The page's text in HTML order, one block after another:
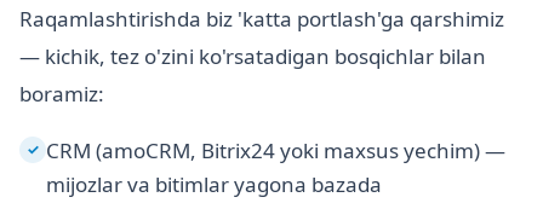
Raqamlashtirishda biz 'katta portlash'ga qarshimiz
— kichik, tez o'zini ko'rsatadigan bosqichlar bilan
boramiz:
✓ CRM (amoCRM, Bitrix24 yoki maxsus yechim) —
mijozlar va bitimlar yagona bazada